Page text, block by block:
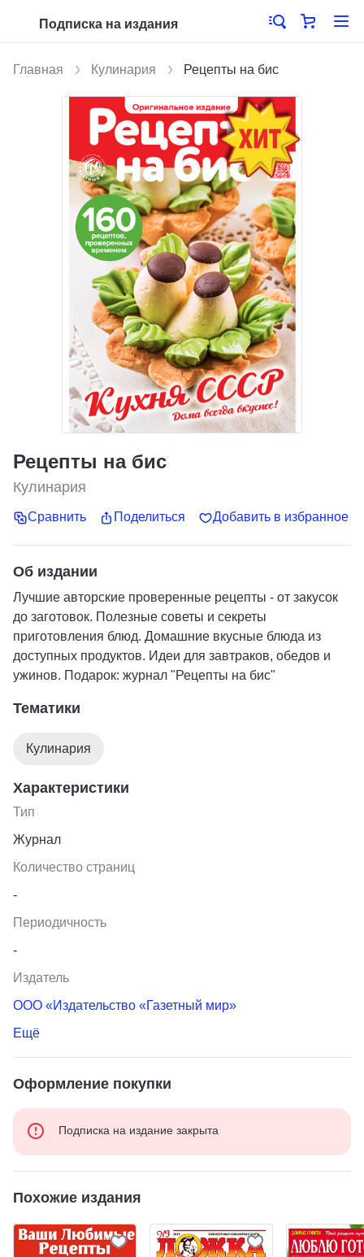
Подписка на издания
Главная Кулинария Рецепты на бис
Рецепты на бис
Кулинария
Сравнить Поделиться Добавить в избранное
Об издании
Лучшие авторские проверенные рецепты - от закусок
до заготовок. Полезные советы и секреты
приготовления блюд. Домашние вкусные блюда из
доступных продуктов. Идеи для завтраков, обедов и
ужинов. Подарок: журнал "Рецепты на бис"
Тематики
Кулинария
Характеристики
Тип
Журнал
Количество страниц
-
Периодичность
-
Издатель
ООО «Издательство «Газетный мир»
Ещё
Оформление покупки
Подписка на издание закрыта
Похожие издания